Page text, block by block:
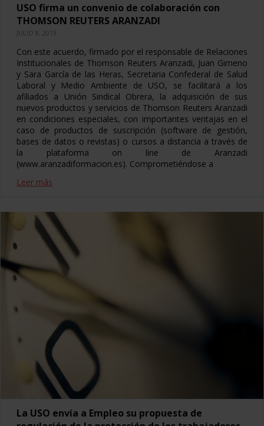
USO firma un convenio de colaboración con
THOMSON REUTERS ARANZADI
JULIO 8, 2013
Con este acuerdo, firmado por el responsable de Relaciones
Institucionales de Thomson Reuters Aranzadi, Juan Gimeno
y Sara García de las Heras, Secretaria Confederal de Salud
Laboral y Medio Ambiente de USO, se facilitará a los
afiliados a Unión Sindical Obrera, la adquisición de sus
nuevos productos y servicios de Thomson Reuters Aranzadi
en condiciones especiales, con importantes ventajas en el
caso de productos de suscripción (software de gestión,
bases de datos o revistas) o cursos a distancia a través de
la plataforma on line de Aranzadi
(www.aranzadiformacion.es). Comprometiéndose a
Leer más
La USO envía a Empleo su propuesta de